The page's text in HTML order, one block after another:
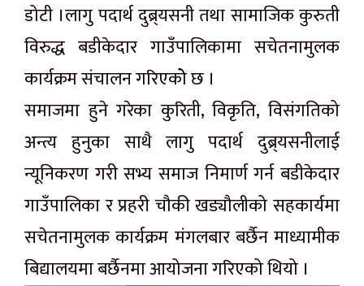
डोटी ।लागु पदार्थ दुब्र्यसनी तथा सामाजिक कुरुती
विरुद्ध बडीकेदार गाउँपालिकामा सचेतनामुलक
कार्यक्रम संचालन गरिएकोे छ ।
समाजमा हुने गरेका कुरिती, विकृति, विसंगतिको
अन्त्य हुनुका साथै लागु पदार्थ दुब्र्यसनीलाई
न्यूनिकरण गरी सभ्य समाज निमार्ण गर्न बडीकेदार
गाउँपालिका र प्रहरी चौकी खड्यौलीको सहकार्यमा
सचेतनामुलक कार्यक्रम मंगलबार बर्छैन माध्यामीक
बिद्यालयमा बर्छैनमा आयोजना गरिएको थियो ।